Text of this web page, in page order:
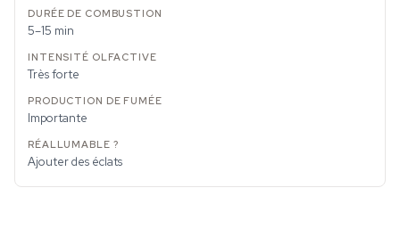
5–15 min
Très forte
Importante
Ajouter des éclats